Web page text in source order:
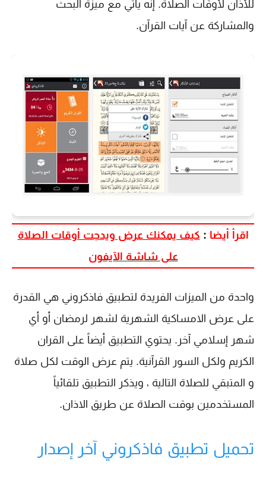
للأذان لأوقات الصلاة. إنه يأتي مع ميزة البحث
والمشاركة عن آيات القرآن.
اقرأ أيضا : كيف يمكنك عرض ويدجت أوقات الصلاة
على شاشة الآيفون
واحدة من الميزات الفريدة لتطبيق فاذكروني هي القدرة
على عرض الامساكية الشهرية لشهر لرمضان أو أي
شهر إسلامي آخر. يحتوي التطبيق أيضاً على القران
الكريم ولكل السور القرآنية. يتم عرض الوقت لكل صلاة
و المتبقي للصلاة التالية ، ويذكر التطبيق تلقائياً
المستخدمين بوقت الصلاة عن طريق الاذان.
تحميل تطبيق فاذكروني آخر إصدار